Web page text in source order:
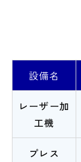
設備名
レーザー加
工機
プレス